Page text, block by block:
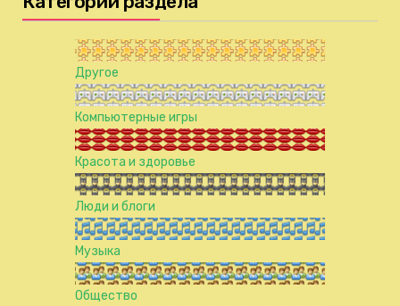
Другое
Компьютерные игры
Красота и здоровье
Люди и блоги
Музыка
Общество